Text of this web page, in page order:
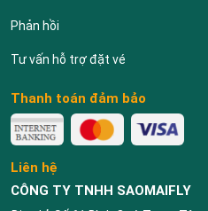
Phản hồi
Tư vấn hỗ trợ đặt vé
Thanh toán đảm bảo
Liên hệ
CÔNG TY TNHH SAOMAIFLY